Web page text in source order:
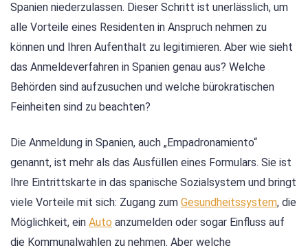
Spanien niederzulassen. Dieser Schritt ist unerlässlich, um
alle Vorteile eines Residenten in Anspruch nehmen zu
können und Ihren Aufenthalt zu legitimieren. Aber wie sieht
das Anmeldeverfahren in Spanien genau aus? Welche
Behörden sind aufzusuchen und welche bürokratischen
Feinheiten sind zu beachten?
Die Anmeldung in Spanien, auch „Empadronamiento“
genannt, ist mehr als das Ausfüllen eines Formulars. Sie ist
Ihre Eintrittskarte in das spanische Sozialsystem und bringt
viele Vorteile mit sich: Zugang zum Gesundheitssystem, die
Möglichkeit, ein Auto anzumelden oder sogar Einfluss auf
die Kommunalwahlen zu nehmen. Aber welche